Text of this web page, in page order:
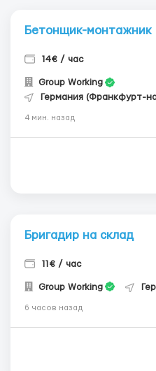
Бетонщик-монтажник
14€ / час
Group Working
Германия (Франкфурт-
4 мин. назад
Бригадир на склад
11€ / час
Group Working
6 часов назад